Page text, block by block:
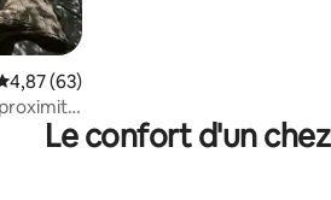
moyenne sur la base de 63
4,87 (63)
Le confort d'un